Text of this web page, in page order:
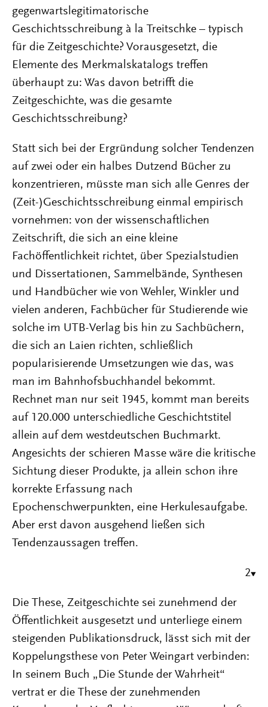
gegenwartslegitimatorische
Geschichtsschreibung à la Treitschke – typisch
für die Zeitgeschichte? Vorausgesetzt, die
Elemente des Merkmalskatalogs treffen
überhaupt zu: Was davon betrifft die
Zeitgeschichte, was die gesamte
Geschichtsschreibung?
Statt sich bei der Ergründung solcher Tendenzen
auf zwei oder ein halbes Dutzend Bücher zu
konzentrieren, müsste man sich alle Genres der
(Zeit-)Geschichtsschreibung einmal empirisch
vornehmen: von der wissenschaftlichen
Zeitschrift, die sich an eine kleine
Fachöffentlichkeit richtet, über Spezialstudien
und Dissertationen, Sammelbände, Synthesen
und Handbücher wie von Wehler, Winkler und
vielen anderen, Fachbücher für Studierende wie
solche im UTB-Verlag bis hin zu Sachbüchern,
die sich an Laien richten, schließlich
popularisierende Umsetzungen wie das, was
man im Bahnhofsbuchhandel bekommt.
Rechnet man nur seit 1945, kommt man bereits
auf 120.000 unterschiedliche Geschichtstitel
allein auf dem westdeutschen Buchmarkt.
Angesichts der schieren Masse wäre die kritische
Sichtung dieser Produkte, ja allein schon ihre
korrekte Erfassung nach
Epochenschwerpunkten, eine Herkulesaufgabe.
Aber erst davon ausgehend ließen sich
Tendenzaussagen treffen.
2
Die These, Zeitgeschichte sei zunehmend der
Öffentlichkeit ausgesetzt und unterliege einem
steigenden Publikationsdruck, lässt sich mit der
Koppelungsthese von Peter Weingart verbinden:
In seinem Buch „Die Stunde der Wahrheit“
vertrat er die These der zunehmenden